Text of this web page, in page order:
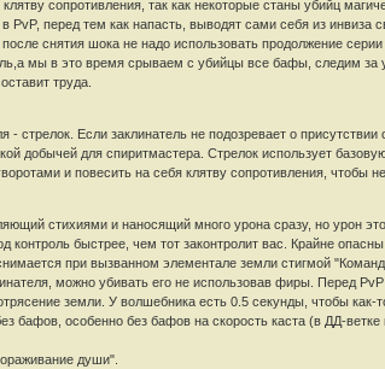
сопротивления, так как некоторые станы убийц
PvP, перед тем как напасть, выводят сами себя из
снятия шока не надо использовать продолжение
мы в это время срываем с убийцы все бафы, следим за
труда.
стрелок. Если заклинатель не подозревает о
добычей для спиритмастера. Стрелок использует
и повесить на себя клятву сопротивления, чтобы
стихиями и наносящий много урона сразу, но урон
контроль быстрее, чем тот законтролит вас. Крайне
при вызванном элементале земли стигмой
можно убивать его не использовав фиры. Перед
земли. У волшебника есть 0.5 секунды, чтобы
бафов, особенно без бафов на скорость каста (в ДД-
души".